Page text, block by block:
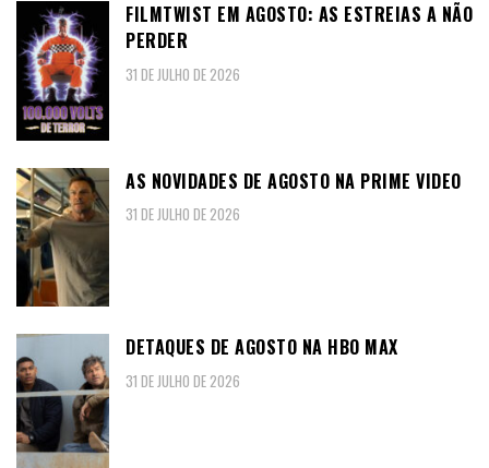
FILMTWIST EM AGOSTO: AS ESTREIAS A NÃO
PERDER
31 DE JULHO DE 2026
AS NOVIDADES DE AGOSTO NA PRIME VIDEO
31 DE JULHO DE 2026
DETAQUES DE AGOSTO NA HBO MAX
31 DE JULHO DE 2026